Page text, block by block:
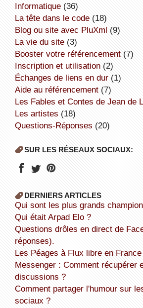
informatique(36)
la tête dans le code(18)
Blog ou site avec PluXml (9)
la vie du site(3)
booster votre référencement(7)
inscription et utilisation(2)
échanges de liens en dur(1)
aide au référencement(7)
Les Fables et Contes de Jean de
Les artistes (18)
Questions-Réponses (20)
SUR LES RÉSEAUX SOCIAUX:
DERNIERS ARTICLES
Qui sont les plus grands
Qui était Arpad Elo ?
Questions drôles en direct de Facebook (avec les
réponses).
Les Péages à Flux libre en France
Messenger : Comment récupérer et lire toutes les
discussions ?
Comment partager l'humour sur les réseaux
sociaux ?